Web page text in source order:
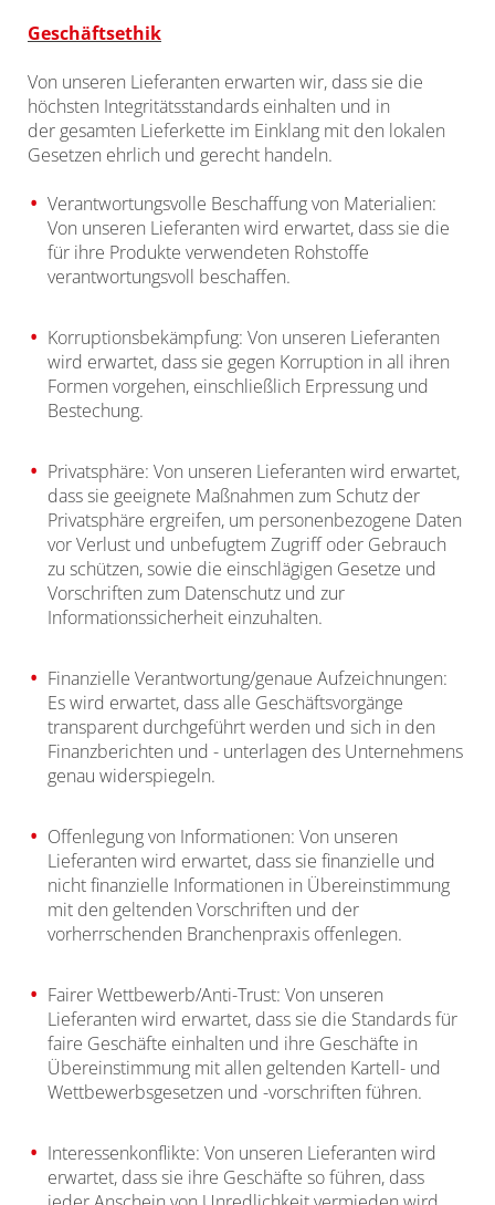
Geschäftsethik
Von unseren Lieferanten erwarten wir, dass sie die
höchsten Integritätsstandards einhalten und in
der gesamten Lieferkette im Einklang mit den lokalen
Gesetzen ehrlich und gerecht handeln.
Verantwortungsvolle Beschaffung von Materialien:
Von unseren Lieferanten wird erwartet, dass sie die
für ihre Produkte verwendeten Rohstoffe
verantwortungsvoll beschaffen.
Korruptionsbekämpfung: Von unseren Lieferanten
wird erwartet, dass sie gegen Korruption in all ihren
Formen vorgehen, einschließlich Erpressung und
Bestechung.
Privatsphäre: Von unseren Lieferanten wird erwartet,
dass sie geeignete Maßnahmen zum Schutz der
Privatsphäre ergreifen, um personenbezogene Daten
vor Verlust und unbefugtem Zugriff oder Gebrauch
zu schützen, sowie die einschlägigen Gesetze und
Vorschriften zum Datenschutz und zur
Informationssicherheit einzuhalten.
Finanzielle Verantwortung/genaue Aufzeichnungen:
Es wird erwartet, dass alle Geschäftsvorgänge
transparent durchgeführt werden und sich in den
Finanzberichten und - unterlagen des Unternehmens
genau widerspiegeln.
Offenlegung von Informationen: Von unseren
Lieferanten wird erwartet, dass sie finanzielle und
nicht finanzielle Informationen in Übereinstimmung
mit den geltenden Vorschriften und der
vorherrschenden Branchenpraxis offenlegen.
Fairer Wettbewerb/Anti-Trust: Von unseren
Lieferanten wird erwartet, dass sie die Standards für
faire Geschäfte einhalten und ihre Geschäfte in
Übereinstimmung mit allen geltenden Kartell- und
Wettbewerbsgesetzen und -vorschriften führen.
Interessenkonflikte: Von unseren Lieferanten wird
erwartet, dass sie ihre Geschäfte so führen, dass